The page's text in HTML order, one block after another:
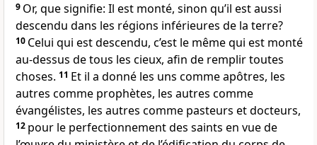
9 Or, que signifie: Il est monté, sinon qu’il est aussi
descendu dans les régions inférieures de la terre?
10 Celui qui est descendu, c’est le même qui est monté
au-dessus de tous les cieux, afin de remplir toutes
choses. 11 Et il a donné les uns comme apôtres, les
autres comme prophètes, les autres comme
évangélistes, les autres comme pasteurs et docteurs,
12 pour le perfectionnement des saints en vue de